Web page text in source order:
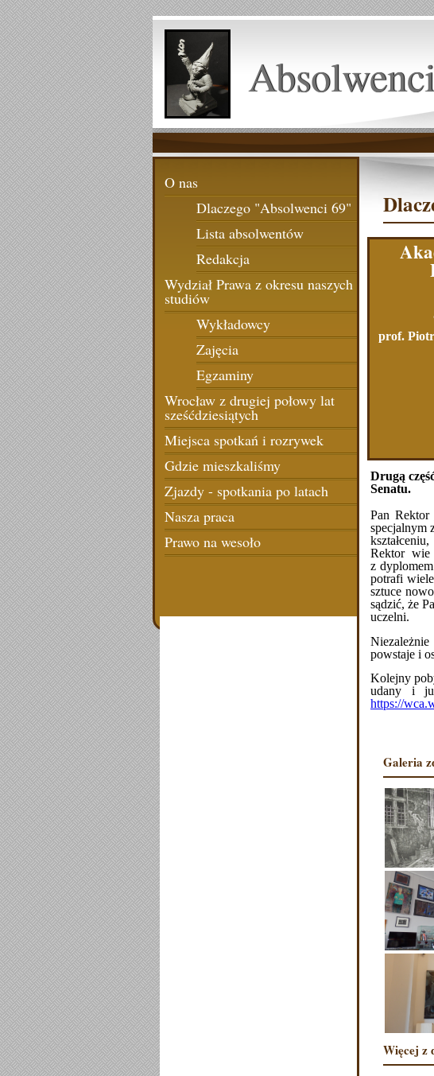
O nas
Dlaczego "Absolwenci 69"
Lista absolwentów
Redakcja
Wydział Prawa z okresu naszych
studiów
Wykładowcy
Zajęcia
Egzaminy
Wrocław z drugiej połowy lat
sześćdziesiątych
Miejsca spotkań i rozrywek
Gdzie mieszkaliśmy
Zjazdy - spotkania po latach
Nasza praca
Prawo na wesoło
prof.
Drugą
Senatu.
Pan
specjalnym
Rektor wie
z
potrafi
sztuce
sądzić, że
uczelni.
powstaje i
Kolejny
udany i
https://
Galeria
Więcej z